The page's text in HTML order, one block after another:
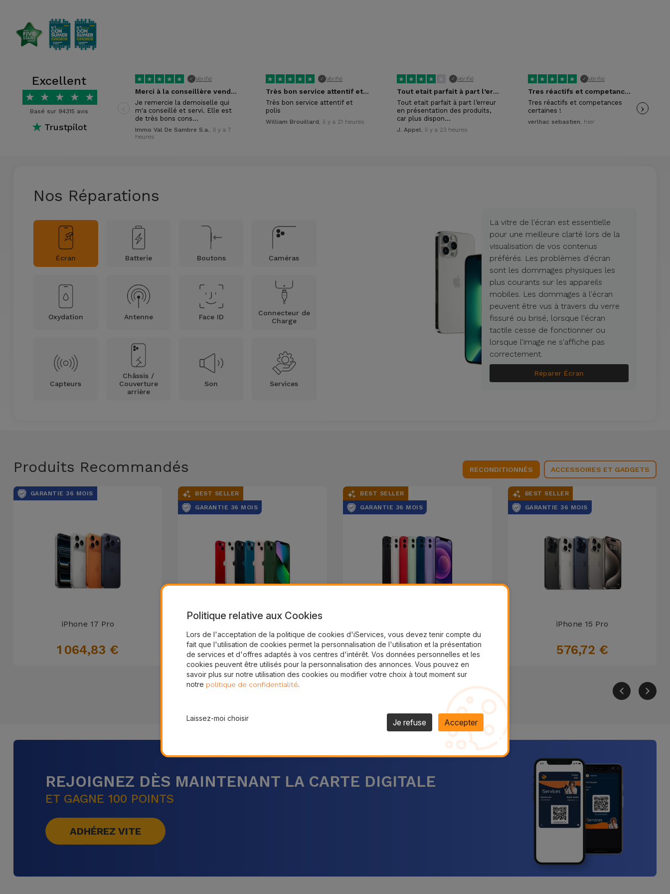
Autres
Marques
tout
Bracelets
Téléphone
Gadgets
Hygiène
Étuis et Sacs
Traceurs et
Accessoires
d'ordinateur
Excellent
★ ★ ★ ★ ★
Basé sur 94315 avis
★ Trustpilot
★ ★ ★ ★ ★ ✓ Vérifié
Merci à la conseillère vendeuse
Je remercie la demoiselle qui
m'a conseillé et servi. Elle est
de très bons cons…
Immo Val De Sambre S.a., il y a 7
heures
★ ★ ★ ★ ★ ✓ Vérifié
Très bon service attentif et polis
Très bon service attentif et
polis
William Brouillard, il y a 21 heures
★ ★ ★ ★ ✓ Vérifié
Tout etait parfait à part l’erreur en…
Tout etait parfait à part l’erreur
en présentation des produits,
car plus dispon…
J. Appel, il y a 23 heures
★ ★ ★ ★ ★ ✓ Vérifié
Tres réactifs et competances certaines !
Tres réactifs et competances
certaines !
verlhac sebastien, hier
›
Nos Réparations
Écran Batterie Boutons Caméras
Oxydation Antenne Face ID
Connecteur de
Charge
Capteurs
Châssis /
Couverture
arrière
Son Services
La vitre de l'écran est essentielle
pour une meilleure clarté lors de la
visualisation de vos contenus
préférés. Les problèmes d'écran
sont les dommages physiques les
plus courants sur les appareils
mobiles. Les dommages à l'écran
peuvent être vus à travers du verre
fissuré ou brisé, lorsque l'écran
tactile cesse de fonctionner ou
lorsque l'image ne s'affiche pas
correctement.
Réparer Écran
Produits Recommandés RECONDITIONNÉS ACCESSOIRES ET GADGETS
GARANTIE 36 MOIS
iPhone 17 Pro
1 064,83 €
BEST SELLER
GARANTIE 36 MOIS
288,67 €
BEST SELLER
GARANTIE 36 MOIS
202,07 €
BEST SELLER
GARANTIE 36 MOIS
iPhone 15 Pro
576,72 €
REJOIGNEZ DÈS MAINTENANT LA CARTE DIGITALE
ET GAGNE 100 POINTS
ADHÉREZ VITE
Politique relative aux Cookies
Lors de l'acceptation de la politique de cookies d'iServices, vous devez tenir compte du
fait que l'utilisation de cookies permet la personnalisation de l'utilisation et la présentation
de services et d'offres adaptés à vos centres d'intérêt. Vos données personnelles et les
cookies peuvent être utilisés pour la personnalisation des annonces. Vous pouvez en
savoir plus sur notre utilisation des cookies ou modifier votre choix à tout moment sur
notre politique de confidentialité.
Laissez-moi choisir Je refuse Accepter